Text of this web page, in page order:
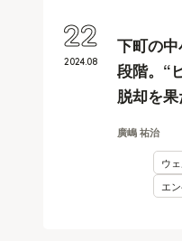
下町の
段階。“
脱却を
廣嶋 祐治
ウ
エ
2024.08
22